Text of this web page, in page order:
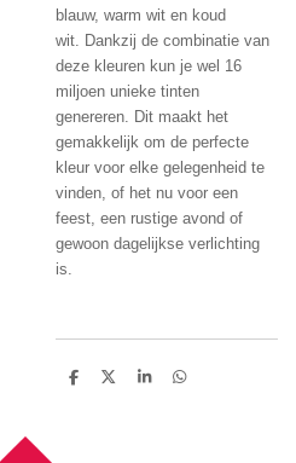
blauw, warm wit en koud
wit.
Dankzij de combinatie van
deze kleuren kun je wel 16
miljoen unieke tinten
genereren.
Dit maakt het
gemakkelijk om de perfecte
kleur voor elke gelegenheid te
vinden, of het nu voor een
feest, een rustige avond of
gewoon dagelijkse verlichting
is.
D
D
S
D